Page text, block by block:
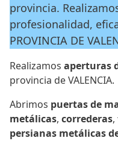
provincia.
profesionalidad,
PROVINCIA DE
Realizamos aperturas
provincia de VALENCIA.
Abrimos puertas de
metálicas, correderas,
persianas metálicas